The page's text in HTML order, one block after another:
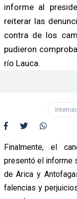
informe al
reiterar las
contra de los
pudieron
río Lauca.
Finalmente, el
presentó el informe
de Arica y
falencias y